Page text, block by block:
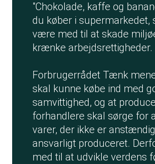
"Chokolade, kaffe og
du køber i supermarkedet,
være med til at skade
krænke arbejdsrettigheder.
Forbrugerrådet Tænk
skal kunne købe ind med
samvittighed, og at
forhandlere skal sørge for
varer, der ikke er
ansvarligt produceret.
med til at udvikle verdens